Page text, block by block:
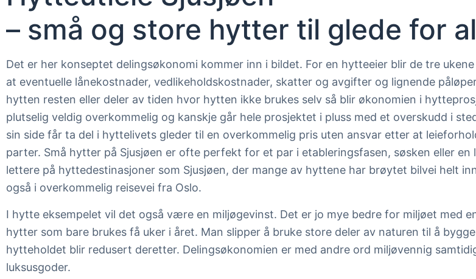
– små og store hytter til glede for
Det er her konseptet delingsøkonomi kommer inn i bildet. For en hytteeier blir de tre
at eventuelle lånekostnader, vedlikeholdskostnader, skatter og avgifter og lignende
hytten resten eller deler av tiden hvor hytten ikke brukes selv så blir økonomien i
plutselig veldig overkommelig og kanskje går hele prosjektet i pluss med et overskudd i
sin side får ta del i hyttelivets gleder til en overkommelig pris uten ansvar etter at
parter. Små hytter på Sjusjøen er ofte perfekt for et par i etableringsfasen, søsken eller
lettere på hyttedestinasjoner som Sjusjøen, der mange av hyttene har brøytet bilvei helt
også i overkommelig reisevei fra Oslo.
I hytte eksempelet vil det også være en miljøgevinst. Det er jo mye bedre for miljøet med
hytter som bare brukes få uker i året. Man slipper å bruke store deler av naturen til å
hytteholdet blir redusert deretter. Delingsøkonomien er med andre ord miljøvennig
luksusgoder.